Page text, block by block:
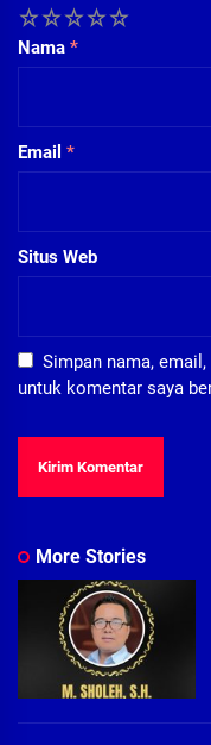
5
4
3
2
Nama *
Email *
Situs Web
Simpan nama,
untuk komentar saya
More Stories